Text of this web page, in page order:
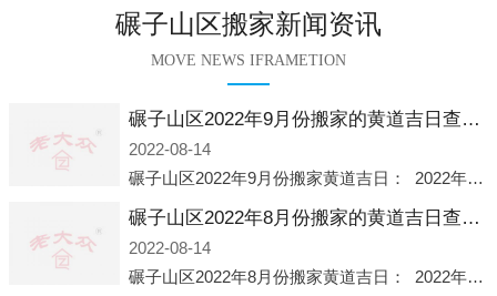
碾子山区搬家新闻资讯
MOVE NEWS IFRAMETION
碾子山区2022年9月份搬家的黄道吉日查询大全一览表哪天适合搬家好日子
2022-08-14
碾子山区2022年9月份搬家黄道吉日： 2022年9月6日 「星期二」 农历八月十一2022年9月12日 「星期一」 农历八月十七2022年9月16日 「星期五」 农历八月廿一2022年9月2
碾子山区2022年8月份搬家的黄道吉日查询大全一览表哪天适合搬家好日子
2022-08-14
碾子山区2022年8月份搬家黄道吉日： 2022年8月2日 「星期二」 农历七月初五2022年8月6日 「星期六」 农历七月初九2022年8月8日 「星期一」 农历七月十一2022年8月10日 「